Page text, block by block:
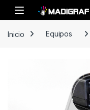
Skip to navigation
Skip to content
Inicio Equipos